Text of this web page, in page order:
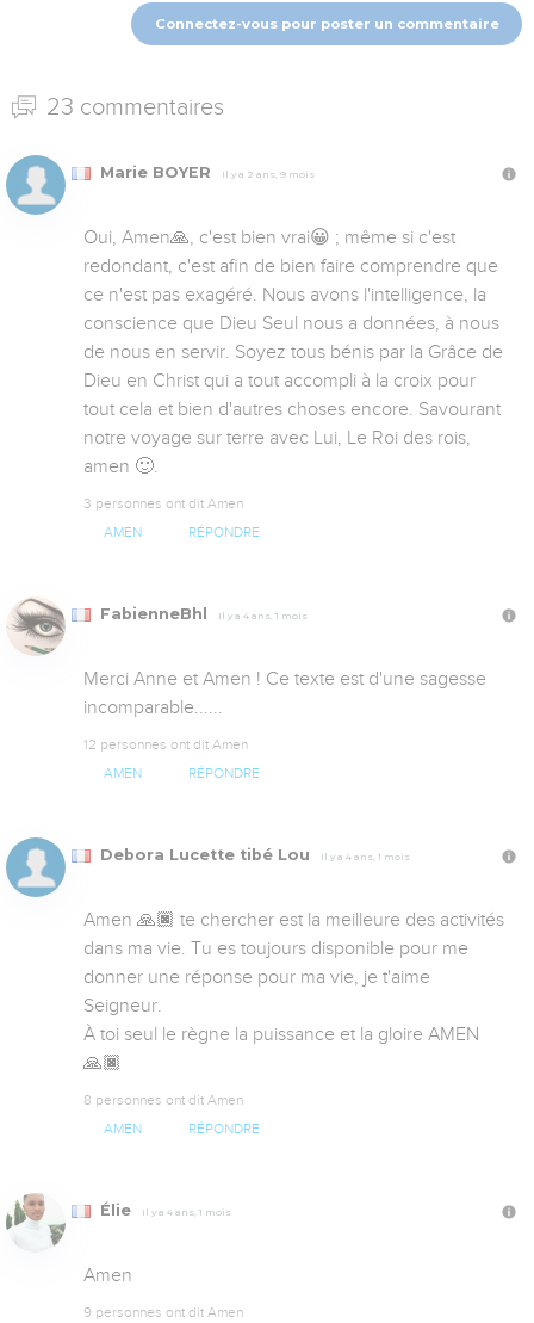
Connectez-vous pour poster un commentaire
23 commentaires
Marie BOYER Il y a 2 ans, 9 mois
Oui, Amen🙏, c'est bien vrai😀 ; même si c'est
redondant, c'est afin de bien faire comprendre que
ce n'est pas exagéré. Nous avons l'intelligence, la
conscience que Dieu Seul nous a données, à nous
de nous en servir. Soyez tous bénis par la Grâce de
Dieu en Christ qui a tout accompli à la croix pour
tout cela et bien d'autres choses encore. Savourant
notre voyage sur terre avec Lui, Le Roi des rois,
amen 🙂.
3 personnes ont dit Amen
AMEN RÉPONDRE
FabienneBhl Il y a 4 ans, 1 mois
Merci Anne et Amen ! Ce texte est d'une sagesse
incomparable......
12 personnes ont dit Amen
AMEN RÉPONDRE
Debora Lucette tibé Lou Il y a 4 ans, 1 mois
Amen 🙏🏿 te chercher est la meilleure des activités
dans ma vie. Tu es toujours disponible pour me
donner une réponse pour ma vie, je t'aime
Seigneur.
À toi seul le règne la puissance et la gloire AMEN
🙏🏿
8 personnes ont dit Amen
AMEN RÉPONDRE
Élie Il y a 4 ans, 1 mois
Amen
9 personnes ont dit Amen